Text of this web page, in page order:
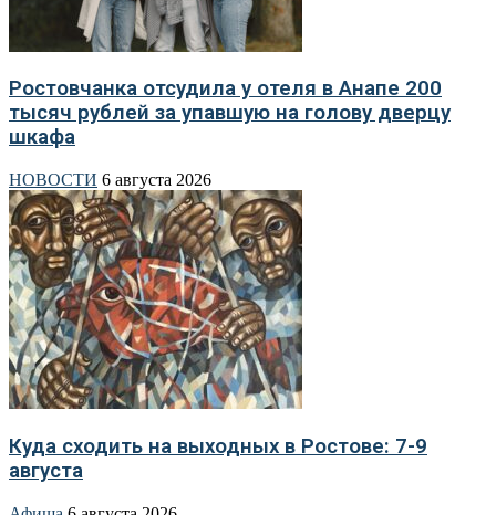
Ростовчанка отсудила у отеля в Анапе 200
тысяч рублей за упавшую на голову дверцу
шкафа
НОВОСТИ 6 августа 2026
Куда сходить на выходных в Ростове: 7-9
августа